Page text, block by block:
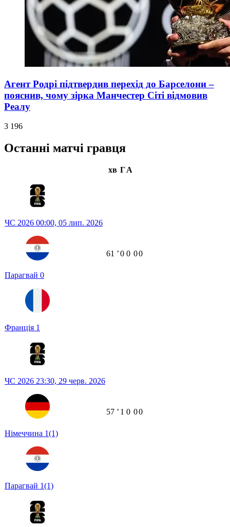
Агент Родрі підтвердив перехід до Барселони –
пояснив, чому зірка Манчестер Сіті відмовив
Реалу
3 196
Останні матчі гравця
хв ГА
ЧС 2026 00:00, 05 лип. 2026
Парагвай 0
Франція 1
61 ʼ0 0 00
ЧС 2026 23:30, 29 черв. 2026
Німеччина 1(1)
Парагвай 1(1)
57 ʼ 1 0 00